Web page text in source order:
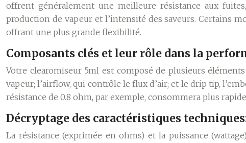
offrent généralement une meilleure résistance aux
production de vapeur et l’intensité des saveurs. Certains
offrant une plus grande flexibilité.
Composants clés et leur rôle dans la
Votre clearomiseur 5ml est composé de plusieurs
vapeur; l’airflow, qui contrôle le flux d’air; et le drip tip,
résistance de 0.8 ohm, par exemple, consommera plus
Décryptage des caractéristiques
La résistance (exprimée en ohms) et la puissance